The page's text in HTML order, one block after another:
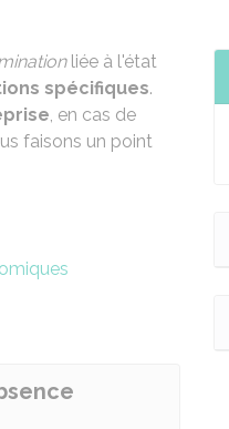
liée à l'état
spécifiques.
, en cas de
faisons un point